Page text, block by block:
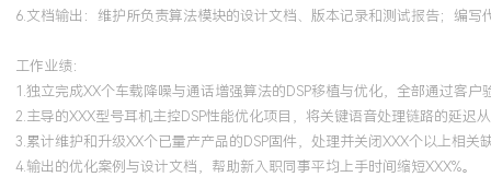
6.文档输出：维护所负责算法模块的设计文档、版本记录和测试报告；编
工作业绩：
1.独立完成XX个车载降噪与通话增强算法的DSP移植与优化，全部通过客户
2.主导的XXX型号耳机主控DSP性能优化项目，将关键语音处理链路的延迟
3.累计维护和升级XX个已量产产品的DSP固件，处理并关闭XXX个以上相关
4.输出的优化案例与设计文档，帮助新入职同事平均上手时间缩短XXX%。